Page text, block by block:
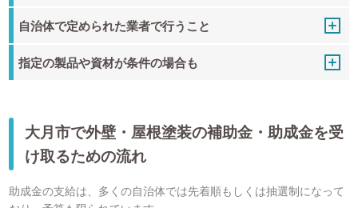
自治体で定められた業者で行うこと
指定の製品や資材が条件の場合も
大月市で外壁・屋根塗装の補助金・助成金を受
け取るための流れ
助成金の支給は、多くの自治体では先着順もしくは抽選制になって